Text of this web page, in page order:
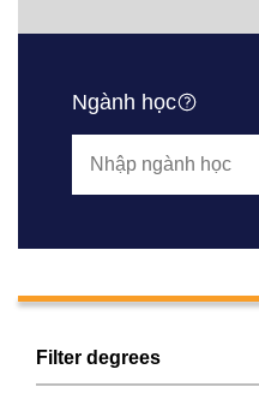
Ngành học
Filter degrees